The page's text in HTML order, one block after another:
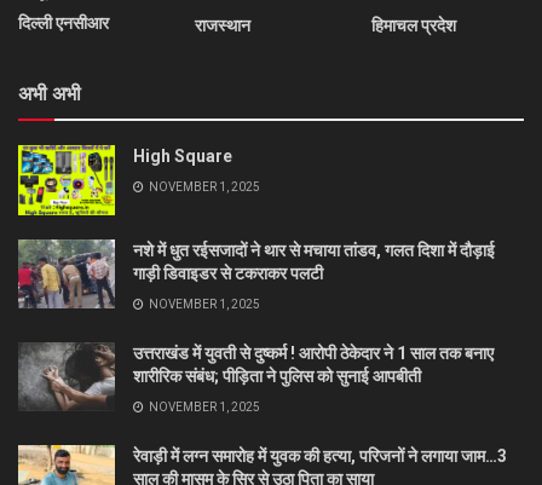
दिल्ली एनसीआर
राजस्थान
हिमाचल प्रदेश
अभी अभी
High Square
NOVEMBER 1, 2025
नशे में धुत रईसजादों ने थार से मचाया तांडव, गलत दिशा में दौड़ाई
गाड़ी डिवाइडर से टकराकर पलटी
NOVEMBER 1, 2025
उत्तराखंड में युवती से दुष्कर्म ! आरोपी ठेकेदार ने 1 साल तक बनाए
शारीरिक संबंध; पीड़िता ने पुलिस को सुनाई आपबीती
NOVEMBER 1, 2025
रेवाड़ी में लग्न समारोह में युवक की हत्या, परिजनों ने लगाया जाम…3
साल की मासूम के सिर से उठा पिता का साया